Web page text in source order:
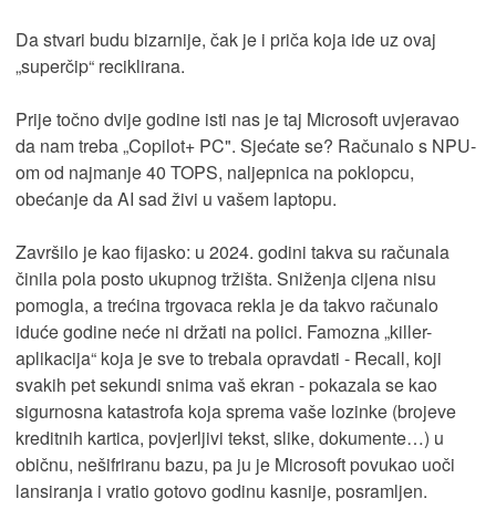
Da stvari budu bizarnije, čak je i priča koja ide uz ovaj
„superčip“ reciklirana.
Prije točno dvije godine isti nas je taj Microsoft uvjeravao
da nam treba „Copilot+ PC". Sjećate se? Računalo s NPU-
om od najmanje 40 TOPS, naljepnica na poklopcu,
obećanje da AI sad živi u vašem laptopu.
Završilo je kao fijasko: u 2024. godini takva su računala
činila pola posto ukupnog tržišta. Sniženja cijena nisu
pomogla, a trećina trgovaca rekla je da takvo računalo
iduće godine neće ni držati na polici. Famozna „killer-
aplikacija“ koja je sve to trebala opravdati - Recall, koji
svakih pet sekundi snima vaš ekran - pokazala se kao
sigurnosna katastrofa koja sprema vaše lozinke (brojeve
kreditnih kartica, povjerljivi tekst, slike, dokumente…) u
običnu, nešifriranu bazu, pa ju je Microsoft povukao uoči
lansiranja i vratio gotovo godinu kasnije, posramljen.